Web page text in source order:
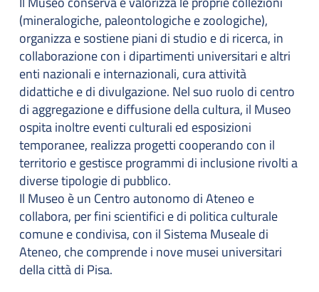
(mineralogiche, paleontologiche e zoologiche),
organizza e sostiene piani di studio e di ricerca, in
collaborazione con i dipartimenti universitari e altri
enti nazionali e internazionali, cura attività
didattiche e di divulgazione. Nel suo ruolo di centro
di aggregazione e diffusione della cultura, il Museo
ospita inoltre eventi culturali ed esposizioni
temporanee, realizza progetti cooperando con il
territorio e gestisce programmi di inclusione rivolti a
diverse tipologie di pubblico.
Il Museo è un Centro autonomo di Ateneo e
collabora, per fini scientifici e di politica culturale
comune e condivisa, con il Sistema Museale di
Ateneo, che comprende i nove musei universitari
della città di Pisa.